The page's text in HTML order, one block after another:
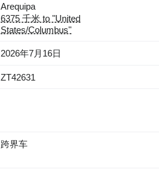
Arequipa
6375 千米 to "United
States/Columbus"
2026年7月16日
ZT42631
跨界车